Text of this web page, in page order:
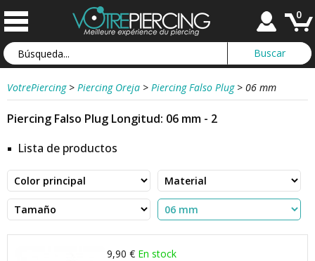
0
VotrePiercing > Piercing Oreja > Piercing Falso Plug > 06 mm
Piercing Falso Plug Longitud: 06 mm - 2
Lista de productos
9,90 € En stock